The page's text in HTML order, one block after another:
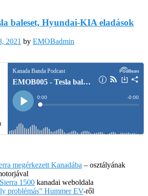
baleset, Hyundai-KIA eladások
2021 by EMOBadmin
megérkezett Kanadába – osztályának
1500 kanadai weboldala
problémás” Hummer EV-ről